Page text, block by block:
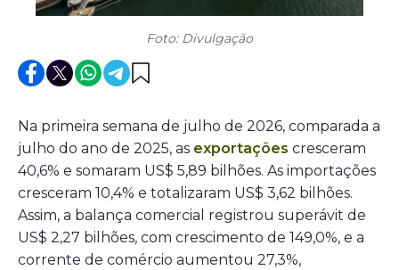
Foto: Divulgação
Na primeira semana de julho de 2026, comparada a
julho do ano de 2025, as exportações cresceram
40,6% e somaram US$ 5,89 bilhões. As importações
cresceram 10,4% e totalizaram US$ 3,62 bilhões.
Assim, a balança comercial registrou superávit de
US$ 2,27 bilhões, com crescimento de 149,0%, e a
corrente de comércio aumentou 27,3%,